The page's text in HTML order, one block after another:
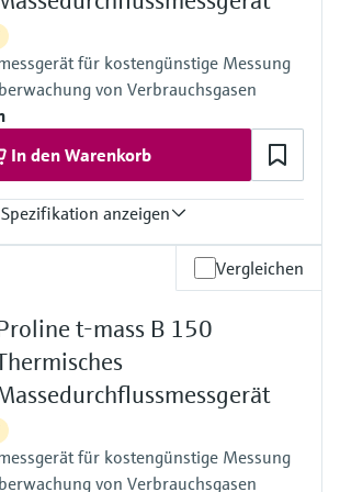
für kostengünstige Messung
von Verbrauchsgasen
In den Warenkorb
Spezifikation anzeigen
gewählten Option in Bestellmerkmal
lb/h)
lb/h)
von der gewählten Option in Bestellmerkmal
Vergleichen
t-mass B 150
für kostengünstige Messung
von Verbrauchsgasen